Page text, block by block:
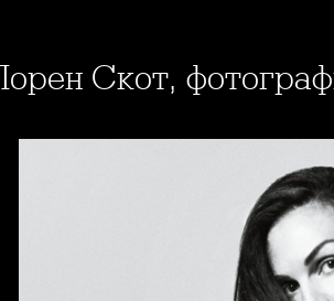
Лорен Скот,